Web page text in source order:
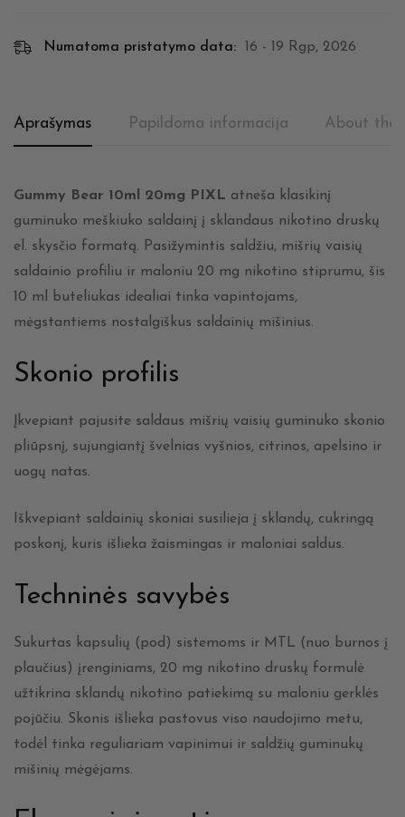
Numatoma pristatymo data: 16 - 19 Rgp, 2026
Aprašymas Papildoma informacija About the
Gummy Bear 10ml 20mg PIXL atneša klasikinį
guminuko meškiuko saldainį į sklandaus nikotino druskų
el. skysčio formatą. Pasižymintis saldžiu, mišrių vaisių
saldainio profiliu ir maloniu 20 mg nikotino stiprumu, šis
10 ml buteliukas idealiai tinka vapintojams,
mėgstantiems nostalgiškus saldainių mišinius.
Skonio profilis
Įkvepiant pajusite saldaus mišrių vaisių guminuko skonio
pliūpsnį, sujungiantį švelnias vyšnios, citrinos, apelsino ir
uogų natas.
Iškvepiant saldainių skoniai susilieja į sklandų, cukringą
poskonį, kuris išlieka žaismingas ir maloniai saldus.
Techninės savybės
Sukurtas kapsulių (pod) sistemoms ir MTL (nuo burnos į
plaučius) įrenginiams, 20 mg nikotino druskų formulė
užtikrina sklandų nikotino patiekimą su maloniu gerklės
pojūčiu. Skonis išlieka pastovus viso naudojimo metu,
todėl tinka reguliariam vapinimui ir saldžių guminukų
mišinių mėgėjams.